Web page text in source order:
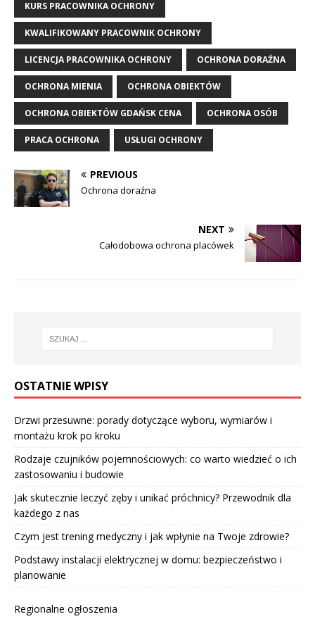
KURS PRACOWNIKA OCHRONY
KWALIFIKOWANY PRACOWNIK OCHRONY
LICENCJA PRACOWNIKA OCHRONY OCHRONA DORAŹNA
OCHRONA MIENIA OCHRONA OBIEKTÓW
OCHRONA OBIEKTÓW GDAŃSK CENA OCHRONA OSÓB
PRACA OCHRONA USŁUGI OCHRONY
PREVIOUS
Ochrona doraźna
NEXT
Całodobowa ochrona placówek
OSTATNIE WPISY
Drzwi przesuwne: porady dotyczące wyboru, wymiarów i
montażu krok po kroku
Rodzaje czujników pojemnościowych: co warto wiedzieć o ich
zastosowaniu i budowie
Jak skutecznie leczyć zęby i unikać próchnicy? Przewodnik dla
każdego z nas
Czym jest trening medyczny i jak wpłynie na Twoje zdrowie?
Podstawy instalacji elektrycznej w domu: bezpieczeństwo i
planowanie
Regionalne ogłoszenia